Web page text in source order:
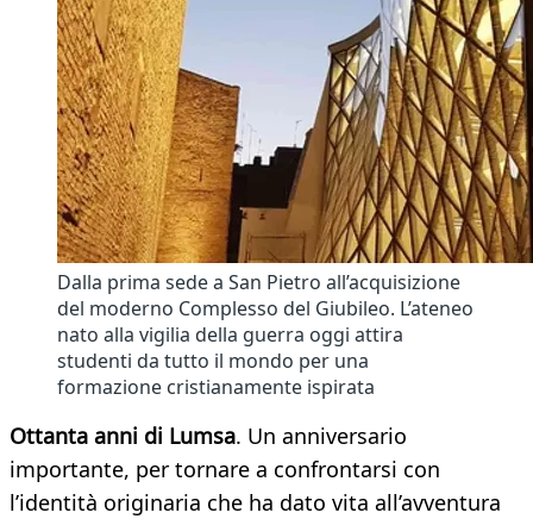
Dalla prima sede a San Pietro all’acquisizione
del moderno Complesso del Giubileo. L’ateneo
nato alla vigilia della guerra oggi attira
studenti da tutto il mondo per una
formazione cristianamente ispirata
Ottanta anni di Lumsa. Un anniversario
importante, per tornare a confrontarsi con
l’identità originaria che ha dato vita all’avventura